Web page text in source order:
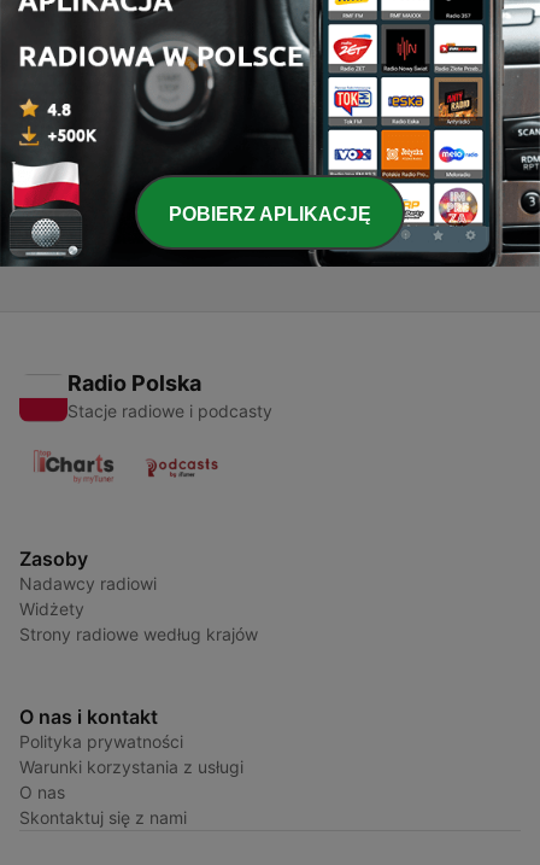
EP 02.- ¿QUÉ SUCEDE CON EL COACHING
COERCITIVO?
12 maj 2020
2 - EP 01.- BENDITO VIRUS
27 kwi 2020
1 - EP 00.- ¡EMPECEMOS!
17 kwi 2020
Radio Polska
Stacje radiowe i podcasty
Zasoby
Nadawcy radiowi
Widżety
Strony radiowe według krajów
O nas i kontakt
Polityka prywatności
Warunki korzystania z usługi
O nas
Skontaktuj się z nami
POBIERZ APLIKACJĘ